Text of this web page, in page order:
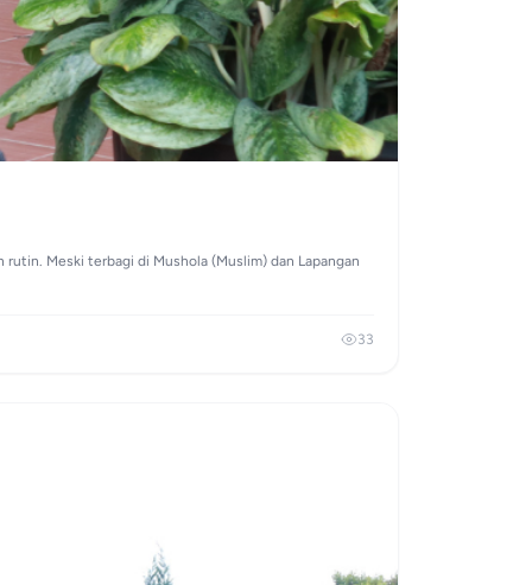
rutin. Meski terbagi di Mushola (Muslim) dan Lapangan
33